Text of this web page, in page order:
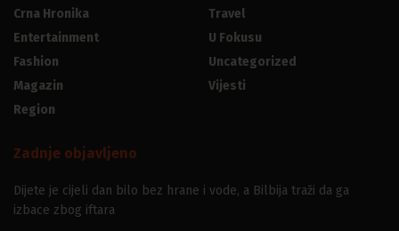
Crna Hronika
Entertainment
Fashion
Magazin
Region
Travel
U Fokusu
Uncategorized
Vijesti
Zadnje objavljeno
Dijete je cijeli dan bilo bez hrane i vode, a Bilbija traži da ga
izbace zbog iftara